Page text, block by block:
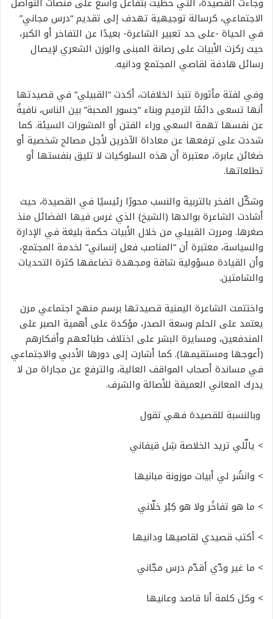
الاجتماعي، كرسالة توجيهية تهدف إلى تقديم “درس مجاني”
في الحياة -على حد تعبير الشاعرة- بعيدًا عن التفاخر أو الكبر،
حيث ركزت الأبيات على رصانة المبنى والوزن الشعري لإيصال
رسائل هادفة لقاصي المجتمع ودانيه.
وفي لفتة مأثورة تنبذ الخلافات، أكدت “القبيلي” في قصيدتها
أنها تسعى دائمًا لترميم وبناء “جسور المحبة” بين الناس، نافيةً
عن نفسها تهمة السعي وراء الفتن أو المشورات السيئة. كما
شددت على ترفعها عن معاداة الآخرين لأجل مصالح شخصية أو
ضغائن عابرة، معتبرة أن هذه السلوكيات لا تليق بنفستها أو
تطلعاتها.
وشكّل الفخر بالتربية والنسب محورًا رئيسيًا في القصيدة، حيث
أشادت الشاعرة بوالدها (الشيخ) الذي غرس فيها الفضائل منذ
صغرها. ومررت القبيلي من خلال الأبيات حكمة بليغة في الإدارة
والسياسة، معتبرة أن “المناصب فعل إنساني” لخدمة المجتمع،
وأن القيادة مسؤولية شاقة ومجهدة تضاعفها كثرة التحديات
والشامتين.
واختتمت الشاعرة اليمنية قصيدتها برسم منهج اجتماعي مرن
يعتمد على الحلم وسعة الصدر، مؤكدة على أهمية الصبر على
المندفعين، ومسايرة البشر على اختلاف طبائعهم وأفكارهم
(أعوجها ومستقيمها). كما أشارت إلى دورها الأدبي والاجتماعي
في مساندة أصحاب المواقف العالية، والترفع عن مجاراة من لا
يدرك المعاني العميقة للأصالة والشرف.
وبالنسبة للقصيدة فهي تقول
> يالّلي تريد الخلاصة شِل قيفاني
> وانشُر لي أبيات موزونة مبانيها
> ما هو تفاخُر ولا هو كِبْر خلّاني
> أكتب قصيدي لقاصيها ودانيها
> ما غير ودّي أقدّم درس مجّاني
> وكل كلمة أنا قاصد وعانيها